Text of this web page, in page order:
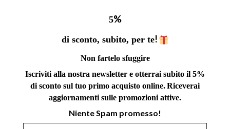
5%
di sconto, subito, per te!
Non fartelo sfuggire
Iscriviti alla nostra newsletter e otterrai subito il 5%
di sconto sul tuo primo acquisto online.Riceverai
aggiornamenti sulle promozioni attive.
Niente Spam promesso!